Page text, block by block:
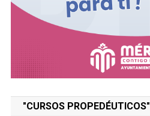
"CURSOS PROPEDÉUTICOS"